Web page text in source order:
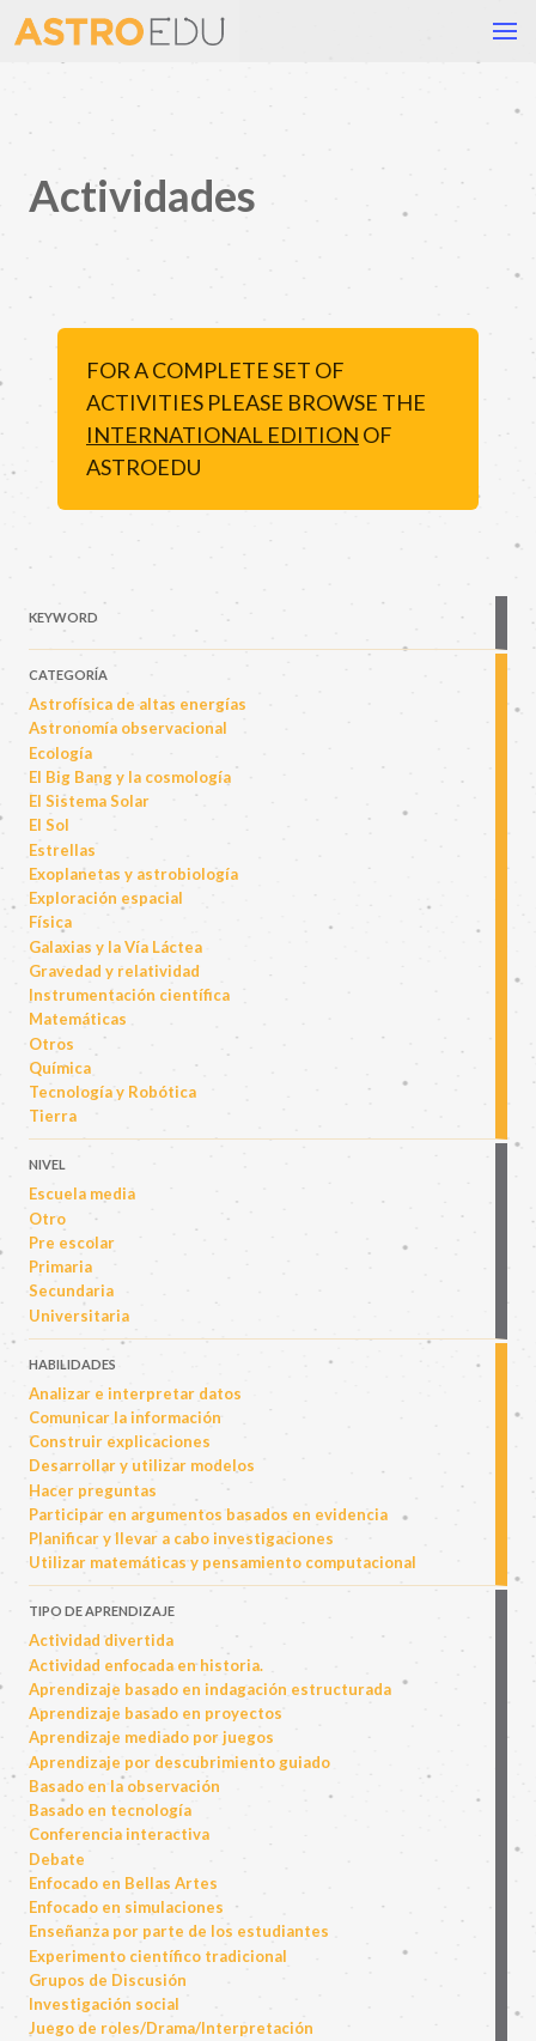
Actividades
FOR A COMPLETE SET OF
ACTIVITIES PLEASE BROWSE THE
INTERNATIONAL EDITION OF
ASTROEDU
KEYWORD
CATEGORÍA
Astrofísica de altas energías
Astronomía observacional
Ecología
El Big Bang y la cosmología
El Sistema Solar
El Sol
Estrellas
Exoplanetas y astrobiología
Exploración espacial
Física
Galaxias y la Vía Láctea
Gravedad y relatividad
Instrumentación científica
Matemáticas
Otros
Química
Tecnología y Robótica
Tierra
NIVEL
Escuela media
Otro
Pre escolar
Primaria
Secundaria
Universitaria
HABILIDADES
Analizar e interpretar datos
Comunicar la información
Construir explicaciones
Desarrollar y utilizar modelos
Hacer preguntas
Participar en argumentos basados en evidencia
Planificar y llevar a cabo investigaciones
Utilizar matemáticas y pensamiento computacional
TIPO DE APRENDIZAJE
Actividad divertida
Actividad enfocada en historia.
Aprendizaje basado en indagación estructurada
Aprendizaje basado en proyectos
Aprendizaje mediado por juegos
Aprendizaje por descubrimiento guiado
Basado en la observación
Basado en tecnología
Conferencia interactiva
Debate
Enfocado en Bellas Artes
Enfocado en simulaciones
Enseñanza por parte de los estudiantes
Experimento científico tradicional
Grupos de Discusión
Investigación social
Juego de roles/Drama/Interpretación